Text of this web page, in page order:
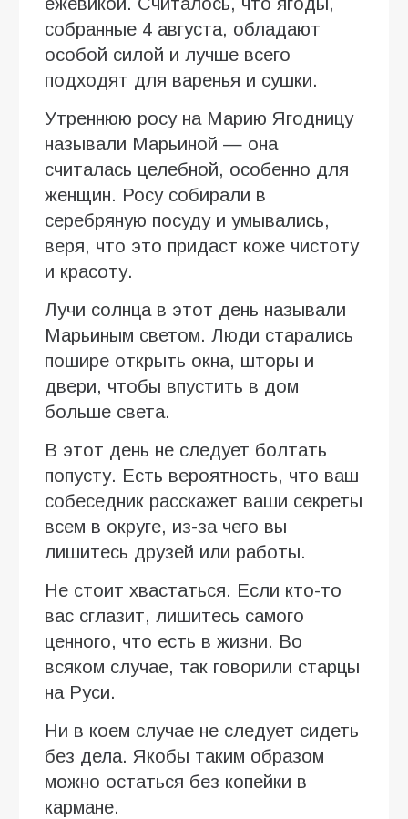
собранные 4 августа, обладают
особой силой и лучше всего
подходят для варенья и сушки.
Утреннюю росу на Марию Ягодницу
называли Марьиной — она
считалась целебной, особенно для
женщин. Росу собирали в
серебряную посуду и умывались,
веря, что это придаст коже чистоту
и красоту.
Лучи солнца в этот день называли
Марьиным светом. Люди старались
пошире открыть окна, шторы и
двери, чтобы впустить в дом
больше света.
В этот день не следует болтать
попусту. Есть вероятность, что ваш
собеседник расскажет ваши секреты
всем в округе, из-за чего вы
лишитесь друзей или работы.
Не стоит хвастаться. Если кто-то
вас сглазит, лишитесь самого
ценного, что есть в жизни. Во
всяком случае, так говорили старцы
на Руси.
Ни в коем случае не следует сидеть
без дела. Якобы таким образом
можно остаться без копейки в
кармане.